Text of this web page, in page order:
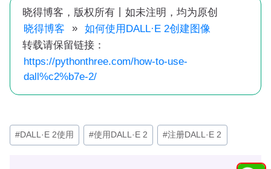
晓得博客，版权所有丨如未注明，均为原创
晓得博客
»
如何使用DALL·E 2创建图像
转载请保留链接：
https://pythonthree.com/how-to-use-
dall%c2%b7e-2/
文
章
#DALL·E 2使用 #使用DALL·E 2 #注册DALL·E 2